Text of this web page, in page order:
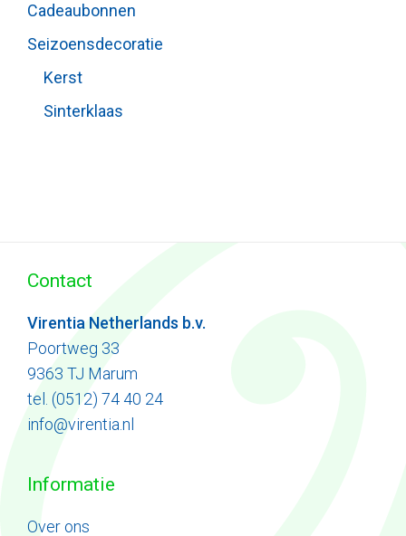
Cadeaubonnen
Seizoensdecoratie
Kerst
Sinterklaas
Contact
Virentia Netherlands b.v.
Poortweg 33
9363 TJ Marum
tel. (0512) 74 40 24
info@virentia.nl
Informatie
Over ons